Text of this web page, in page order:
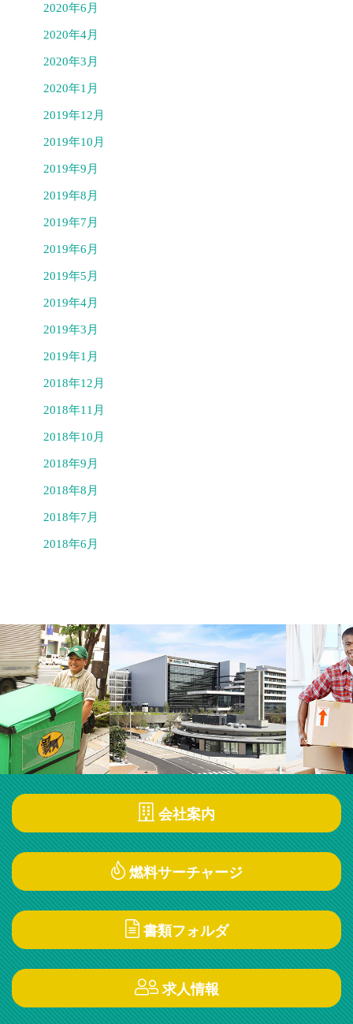
2020年6月
2020年4月
2020年3月
2020年1月
2019年12月
2019年10月
2019年9月
2019年8月
2019年7月
2019年6月
2019年5月
2019年4月
2019年3月
2019年1月
2018年12月
2018年11月
2018年10月
2018年9月
2018年8月
2018年7月
2018年6月
会社案内
燃料サーチャージ
書類フォルダ
求人情報